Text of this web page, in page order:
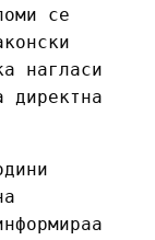
се
нагласи
директна